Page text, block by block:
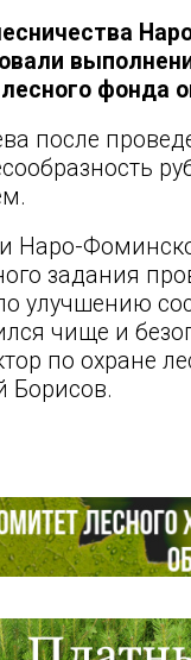
фонда
после
Наро-
задания
улучшению
чище и
по охране
Борисов.